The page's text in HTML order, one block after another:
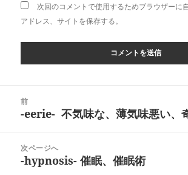
次回のコメントで使用するためブラウザーに
アドレス、サイトを保存する。
前
前
投
稿:
-eerie- 不気味な、薄気味悪い、
次ページへ
次
-hypnosis- 催眠、催眠術